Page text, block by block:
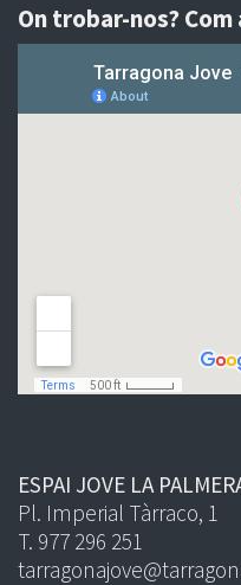
On trobar-nos?
ESPAI JOVE LA
Pl. Imperial Tàrraco, 1
T. 977 296 251